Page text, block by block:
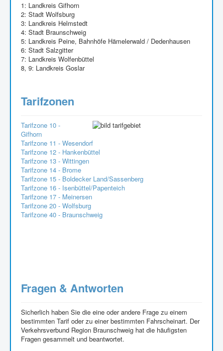
1: Landkreis Gifhorn
2: Stadt Wolfsburg
3: Landkreis Helmstedt
4: Stadt Braunschweig
5: Landkreis Peine, Bahnhöfe Hämelerwald / Dedenhausen
6: Stadt Salzgitter
7: Landkreis Wolfenbüttel
8, 9: Landkreis Goslar
Tarifzonen
Tarifzone 10 -
Gifhorn
Tarifzone 11 - Wesendorf
Tarifzone 12 - Hankenbüttel
Tarifzone 13 - Wittingen
Tarifzone 14 - Brome
Tarifzone 15 - Boldecker Land/Sassenberg
Tarifzone 16 - Isenbüttel/Papenteich
Tarifzone 17 - Meinersen
Tarifzone 20 - Wolfsburg
Tarifzone 40 - Braunschweig
Fragen & Antworten
Sicherlich haben Sie die eine oder andere Frage zu einem
bestimmten Tarif oder zu einer bestimmten Fahrscheinart. Der
Verkehrsverbund Region Braunschweig hat die häufigsten
Fragen gesammelt und beantwortet.